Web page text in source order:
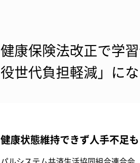
健康保険法改正で学
役世代負担軽減」に
健康状態維持できず人手不足も